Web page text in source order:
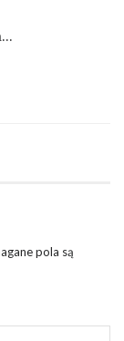
pola są